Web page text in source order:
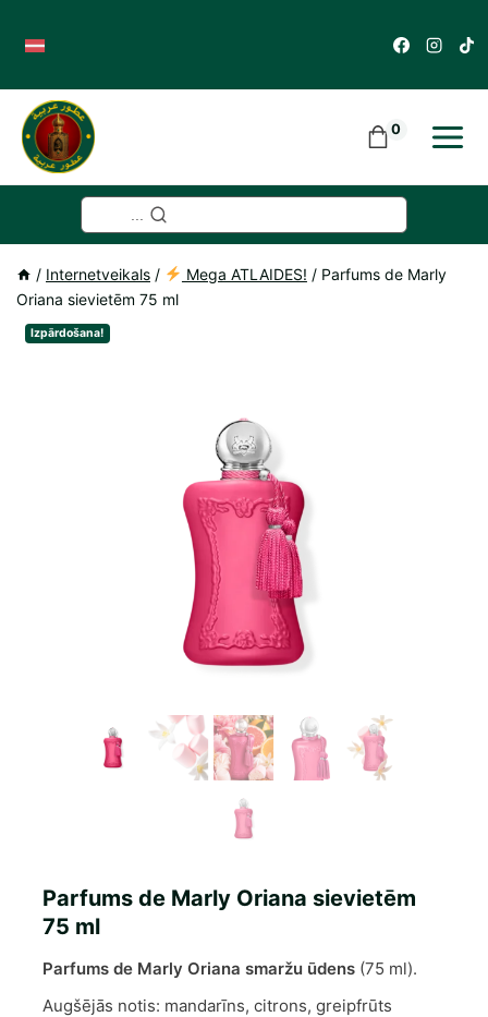
content
0
/ Internetveikals / Mega ATLAIDES! / Parfums de Marly
Oriana sievietēm 75 ml
Izpārdošana!
Parfums de Marly Oriana sievietēm
75 ml
Parfums de Marly Oriana smaržu ūdens (75 ml).
Augšējās notis: mandarīns, citrons, greipfrūts